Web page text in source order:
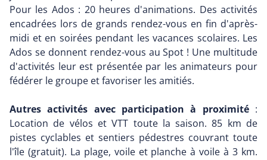
Pour les Ados : 20 heures d'animations. Des activités
encadrées lors de grands rendez-vous en fin d'après-
midi et en soirées pendant les vacances scolaires. Les
Ados se donnent rendez-vous au Spot ! Une multitude
d'activités leur est présentée par les animateurs pour
fédérer le groupe et favoriser les amitiés.
Autres activités avec participation à proximité:
Location de vélos et VTT toute la saison. 85 km de
pistes cyclables et sentiers pédestres couvrant toute
l'île (gratuit). La plage, voile et planche à voile à 3 km.